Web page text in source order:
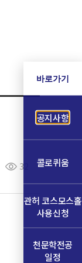
32
바로가기
공지사항
콜로퀴움
관허 코스모스홀
사용신청
천문학전공
일정